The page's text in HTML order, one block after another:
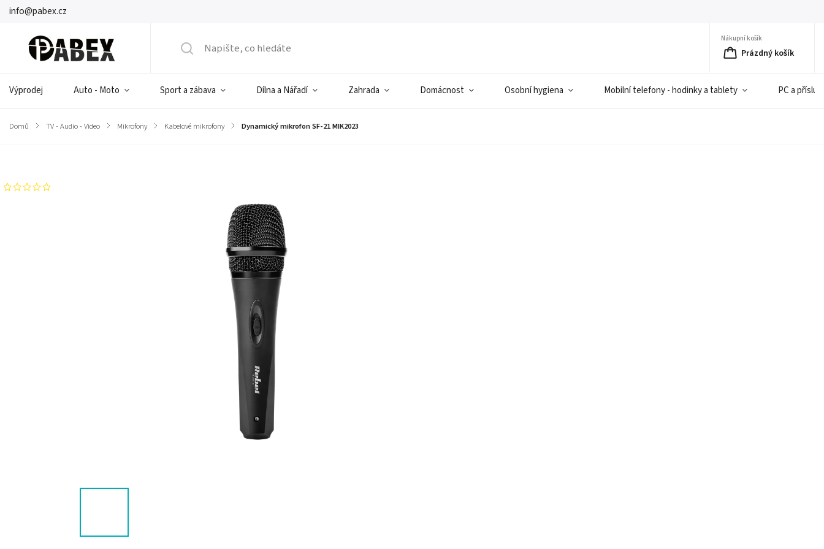
info@pabex.cz
Nákupní košík
Prázdný košík
Výprodej Auto - Moto Sport a zábava Dílna a Nářadí Zahrada Domácnost Osobní hygiena Mobilní telefony - hodinky a tablety PC a
Domů / TV - Audio - Video / Mikrofony / Kabelové mikrofony / Dynamický mikrofon SF-21 MIK2023